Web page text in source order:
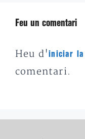
Feu un comentari
Heu d'iniciar la
comentari.